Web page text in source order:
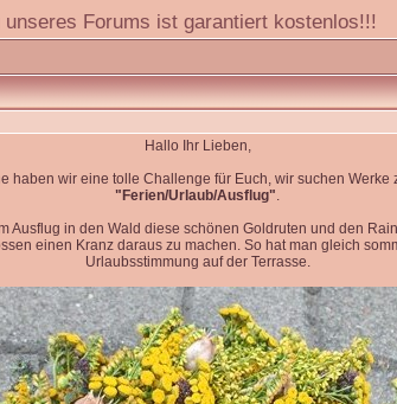
unseres Forums ist garantiert kostenlos!!!
Hallo Ihr Lieben,
haben wir eine tolle Challenge für Euch, wir suchen Werke
"Ferien/Urlaub/Ausflug".
Ausflug in den Wald diese schönen Goldruten und den
einen Kranz daraus zu machen. So hat man gleich
Urlaubsstimmung auf der Terrasse.